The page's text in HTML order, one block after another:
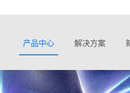
产品中心 解决方案